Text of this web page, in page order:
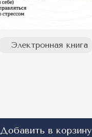
Электронная книга
Добавить в корзину